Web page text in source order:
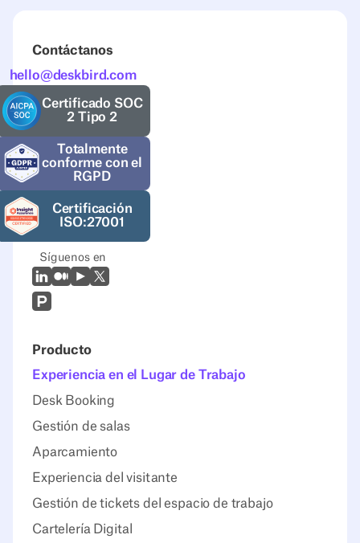
Contáctanos
hello@deskbird.com
Certificado SOC
2 Tipo 2
Totalmente
conforme con el
RGPD
Certificación
ISO:27001
Síguenos en
LinkedIn
Mediano
YoutubeX (Twitter)
Prodcut Hunt
Producto
Experiencia en el Lugar de Trabajo
Desk Booking
Gestión de salas
Aparcamiento
Experiencia del visitante
Gestión de tickets del espacio de trabajo
Cartelería Digital